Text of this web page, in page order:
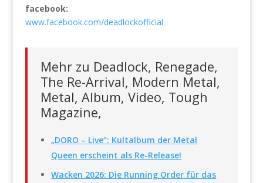
facebook:
www.facebook.com/deadlockofficial
Mehr zu Deadlock, Renegade,
The Re-Arrival, Modern Metal,
Metal, Album, Video, Tough
Magazine,
„DORO – Live“: Kultalbum der Metal
Queen erscheint als Re-Release!
Wacken 2026: Die Running Order für das